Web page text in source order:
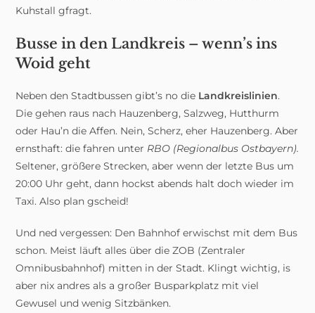
Kuhstall gfragt.
Busse in den Landkreis – wenn’s ins
Woid geht
Neben den Stadtbussen gibt’s no die Landkreislinien.
Die gehen raus nach Hauzenberg, Salzweg, Hutthurm
oder Hau’n die Affen. Nein, Scherz, eher Hauzenberg. Aber
ernsthaft: die fahren unter RBO (Regionalbus Ostbayern).
Seltener, größere Strecken, aber wenn der letzte Bus um
20:00 Uhr geht, dann hockst abends halt doch wieder im
Taxi. Also plan gscheid!
Und ned vergessen: Den Bahnhof erwischst mit dem Bus
schon. Meist läuft alles über die ZOB (Zentraler
Omnibusbahnhof) mitten in der Stadt. Klingt wichtig, is
aber nix andres als a großer Busparkplatz mit viel
Gewusel und wenig Sitzbänken.